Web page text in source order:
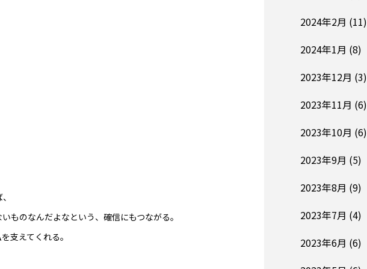
ものなんだよなという、確信にもつながる。
支えてくれる。
2024年2月 (11)
2024年1月 (8)
2023年12月 (3)
2023年11月 (6)
2023年10月 (6)
2023年9月 (5)
2023年8月 (9)
2023年7月 (4)
2023年6月 (6)